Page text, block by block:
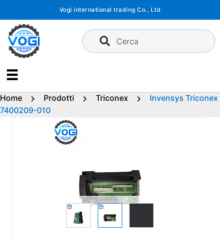
contenuto
Vogi international trading Co., Ltd
Cerca
Home Prodotti Triconex
Invensys Triconex
7400209-010